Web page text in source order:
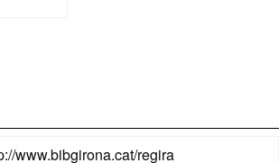
www.bibgirona.cat/regira